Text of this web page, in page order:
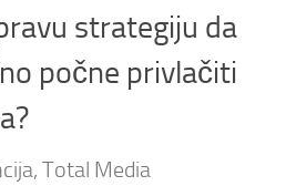
strategiju da
počne privlačiti
Total Media